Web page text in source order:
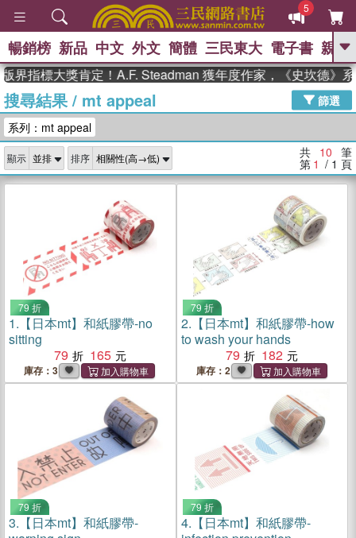
5
GO
熱搜： The Odyssey 、
父親節 、 如果歷史是一群喵 、 暑期
念華 、 台灣的李登輝時代 、 數學女
孩：黎曼猜想
偉大的迷走神經
暢銷榜 新品 中文 外文 簡體 三民東大 電子書 親子
指標大獎肯定！A.F. Steadman 獲年度作家，《史坎德》系
搜尋結果/ mt appeal
篩選
系列：mt appeal
顯示 排序 共 10 筆
第 1 / 1 頁
79 折
1. 【日本mt】和紙膠帶-no
sitting
79
165
庫存：3
79 折
2. 【日本mt】和紙膠帶-how
to wash your hands
79
182
庫存：2
79 折
3. 【日本mt】和紙膠帶-
79 折
4. 【日本mt】和紙膠帶-